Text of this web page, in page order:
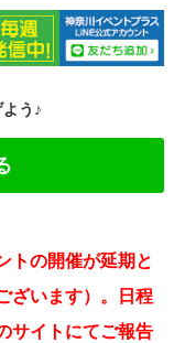
う♪
トの開催が延期と
ざいます）。日程
サイトにてご報告